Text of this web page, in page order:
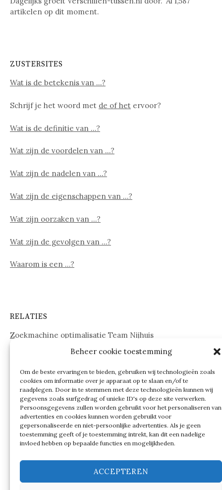
Beheer cookie toestemming
Om de beste ervaringen te bieden, gebruiken wij technologieën zoals
cookies om informatie over je apparaat op te slaan en/of te
raadplegen. Door in te stemmen met deze technologieën kunnen wij
gegevens zoals surfgedrag of unieke ID's op deze site verwerken.
Persoonsgegevens zullen worden gebruikt voor het personaliseren van
advertenties en cookies kunnen worden gebruikt voor
gepersonaliseerde en niet-persoonlijke advertenties. Als je geen
toestemming geeft of je toestemming intrekt, kan dit een nadelige
invloed hebben op bepaalde functies en mogelijkheden.
ACCEPTEREN
artikelen op dit moment.
ZUSTERSITES
Wat is de betekenis van …?
Schrijf je het woord met de of het ervoor?
Wat is de definitie van …?
Wat zijn de voordelen van …?
Wat zijn de nadelen van …?
Wat zijn de eigenschappen van …?
Wat zijn oorzaken van …?
Wat zijn de gevolgen van …?
Waarom is een …?
RELATIES
Zoekmachine optimalisatie Team Nijhuis